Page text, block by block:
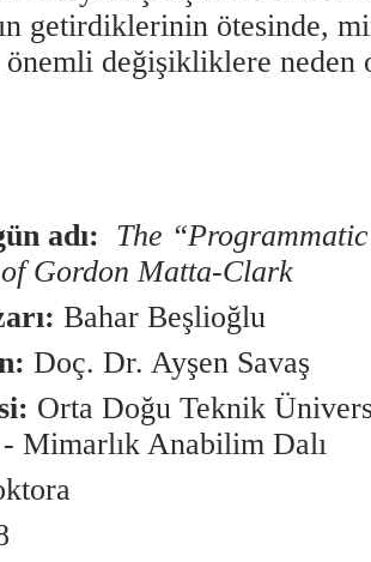
getirdiklerinin ötesinde,
önemli değişikliklere
adı: The
Gordon Matta-Clark
Bahar Beşlioğlu
Doç. Dr. Ayşen Savaş
Orta Doğu Teknik
Mimarlık Anabilim Dalı